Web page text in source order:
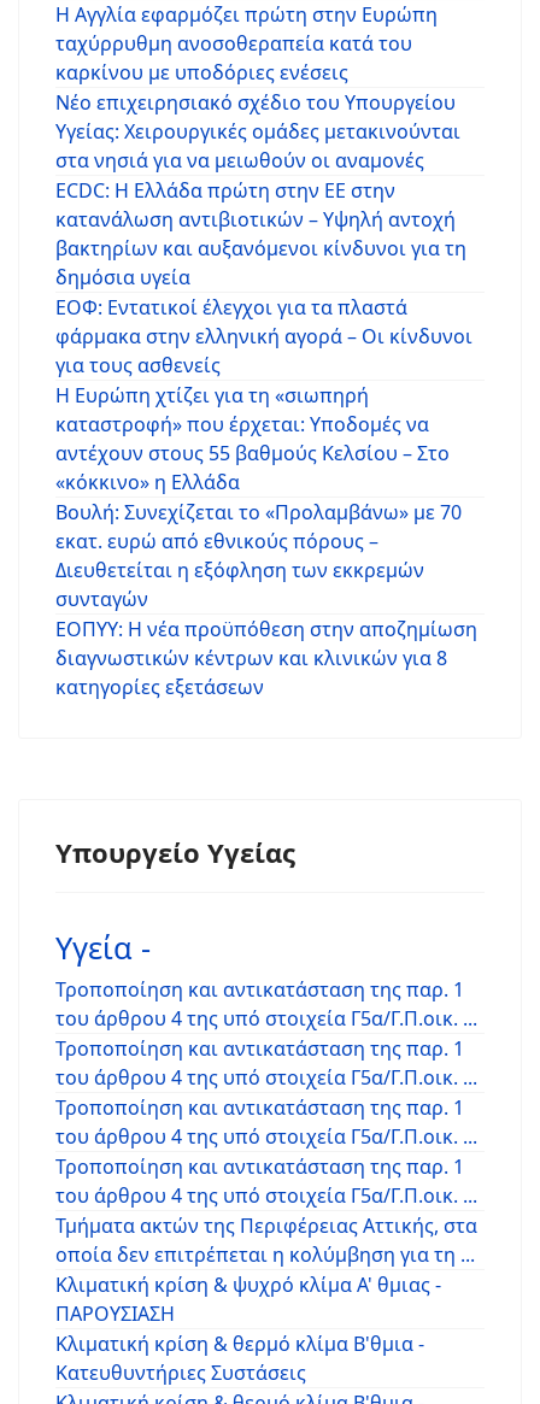
Η Αγγλία εφαρμόζει πρώτη στην Ευρώπη
ταχύρρυθμη ανοσοθεραπεία κατά του
καρκίνου με υποδόριες ενέσεις
Νέο επιχειρησιακό σχέδιο του Υπουργείου
Υγείας: Χειρουργικές ομάδες μετακινούνται
στα νησιά για να μειωθούν οι αναμονές
ECDC: Η Ελλάδα πρώτη στην ΕΕ στην
κατανάλωση αντιβιοτικών – Υψηλή αντοχή
βακτηρίων και αυξανόμενοι κίνδυνοι για τη
δημόσια υγεία
ΕΟΦ: Εντατικοί έλεγχοι για τα πλαστά
φάρμακα στην ελληνική αγορά – Οι κίνδυνοι
για τους ασθενείς
Η Ευρώπη χτίζει για τη «σιωπηρή
καταστροφή» που έρχεται: Υποδομές να
αντέχουν στους 55 βαθμούς Κελσίου – Στο
«κόκκινο» η Ελλάδα
Βουλή: Συνεχίζεται το «Προλαμβάνω» με 70
εκατ. ευρώ από εθνικούς πόρους –
Διευθετείται η εξόφληση των εκκρεμών
συνταγών
ΕΟΠΥΥ: Η νέα προϋπόθεση στην αποζημίωση
διαγνωστικών κέντρων και κλινικών για 8
κατηγορίες εξετάσεων
Υπουργείο Υγείας
Υγεία -
Τροποποίηση και αντικατάσταση της παρ. 1
του άρθρου 4 της υπό στοιχεία Γ5α/Γ.Π.οικ. ...
Τροποποίηση και αντικατάσταση της παρ. 1
του άρθρου 4 της υπό στοιχεία Γ5α/Γ.Π.οικ. ...
Τροποποίηση και αντικατάσταση της παρ. 1
του άρθρου 4 της υπό στοιχεία Γ5α/Γ.Π.οικ. ...
Τροποποίηση και αντικατάσταση της παρ. 1
του άρθρου 4 της υπό στοιχεία Γ5α/Γ.Π.οικ. ...
Τμήματα ακτών της Περιφέρειας Αττικής, στα
οποία δεν επιτρέπεται η κολύμβηση για τη ...
Κλιματική κρίση & ψυχρό κλίμα Α' θμιας -
ΠΑΡΟΥΣΙΑΣΗ
Κλιματική κρίση & θερμό κλίμα Β'θμια -
Κατευθυντήριες Συστάσεις